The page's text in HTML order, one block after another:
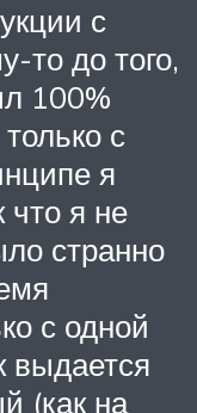
с
то до того,
100%
с
я
я не
странно
с одной
выдается
(как на